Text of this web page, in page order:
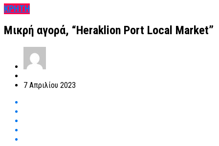
ΚΡΗΤΗ
Μικρή αγορά, “Heraklion Port Local Market”
7 Απριλίου 2023